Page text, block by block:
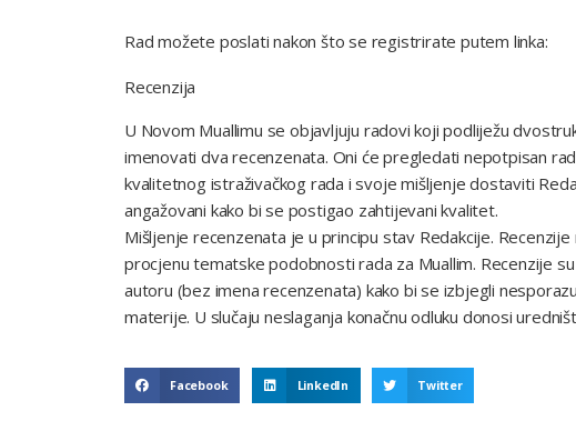
Rad možete poslati nakon što se registrirate putem linka:
Recenzija
U Novom Muallimu se objavljuju radovi koji podliježu
imenovati dva recenzenata. Oni će pregledati nepotpisan
kvalitetnog istraživačkog rada i svoje mišljenje dostaviti
angažovani kako bi se postigao zahtijevani kvalitet.
Mišljenje recenzenata je u principu stav Redakcije.
procjenu tematske podobnosti rada za Muallim. Recenzije
autoru (bez imena recenzenata) kako bi se izbjegli
materije. U slučaju neslaganja konačnu odluku donosi
Facebook LinkedIn Twitter